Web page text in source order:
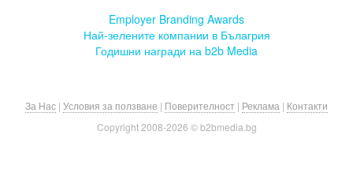
Employer Branding Awards
Най-зелените компании в Бълагрия
Годишни награди на b2b Media
За Нас | Условия за ползване | Поверителност | Реклама | Контакти
Copyright 2008-2026 © b2bmedia.bg